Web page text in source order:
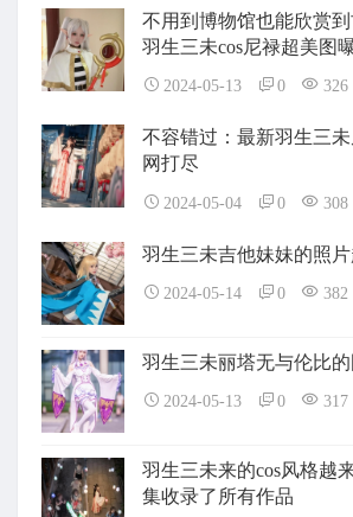
不用到博物馆也能欣赏到
羽生三未cos尼禄超美图
2024-05-13 0 326
不容错过：最新羽生三
网打尽
2024-05-04 0 308
羽生三未吉他妹妹的照
2024-05-14 0 382
羽生三未丽塔无与伦比
2024-05-13 0 317
羽生三未来的cos风格越
集收录了所有作品